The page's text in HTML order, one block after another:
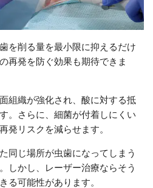
を削る量を最小限に抑えるだけ
再発を防ぐ効果も期待できま
組織が強化され、酸に対する抵
。さらに、細菌が付着しにくい
発リスクを減らせます。
同じ場所が虫歯になってしまう
しかし、レーザー治療ならそう
る可能性があります。